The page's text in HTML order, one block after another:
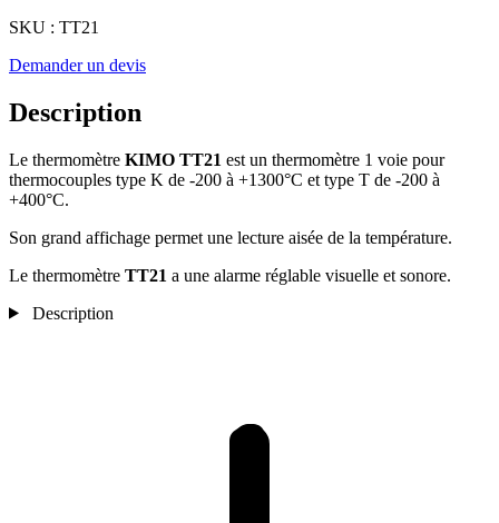
SKU : TT21
Demander un devis
Description
Le thermomètre KIMO TT21 est un thermomètre 1 voie pour
thermocouples type K de -200 à +1300°C et type T de -200 à
+400°C.
Son grand affichage permet une lecture aisée de la température.
Le thermomètre TT21 a une alarme réglable visuelle et sonore.
Description